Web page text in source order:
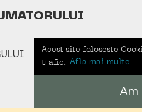
Acest site foloseste
trafic.
Afla mai multe
Am